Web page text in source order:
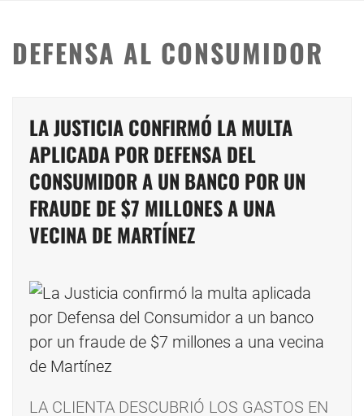
DEFENSA AL CONSUMIDOR
LA JUSTICIA CONFIRMÓ LA MULTA
APLICADA POR DEFENSA DEL
CONSUMIDOR A UN BANCO POR UN
FRAUDE DE $7 MILLONES A UNA
VECINA DE MARTÍNEZ
LA CLIENTA DESCUBRIÓ LOS GASTOS EN